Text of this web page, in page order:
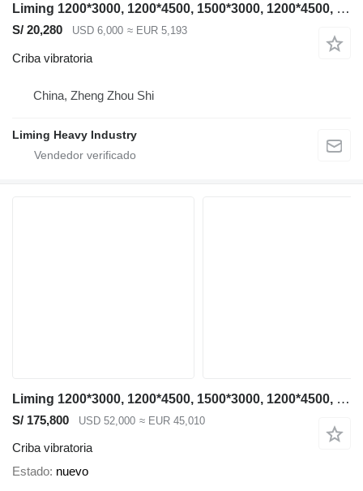
Liming 1200*3000, 1200*4500, 1500*3000, 1200*4500, 1500*3000, 1500*4500
S/ 20,280 USD 6,000 ≈ EUR 5,193
Criba vibratoria
China, Zheng Zhou Shi
Liming Heavy Industry
Liming 1200*3000, 1200*4500, 1500*3000, 1200*4500, 1500*3000, 1500*4500
S/ 175,800 USD 52,000 ≈ EUR 45,010
Criba vibratoria
Estado nuevo